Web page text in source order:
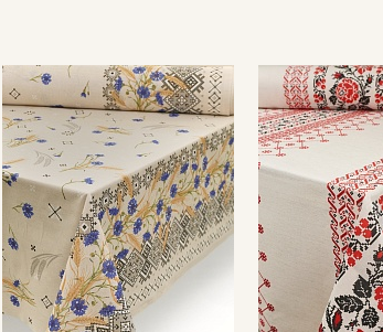
Мы публикуем
промокоды и
Электронная почта